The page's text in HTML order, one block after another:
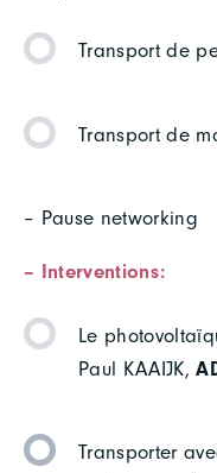
Transport de
Transport de
– Pause networking
– Interventions:
Le
Paul KAAIJK,
Transporter